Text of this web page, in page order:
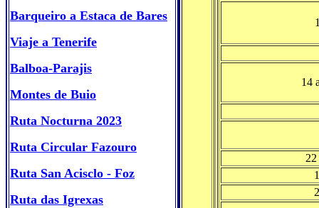
Barqueiro a Estaca de Bares
Viaje a Tenerife
Balboa-Parajis
Montes de Buio
Ruta Nocturna 2023
Ruta Circular Fazouro
Ruta San Acisclo - Foz
Ruta das Igrexas
14